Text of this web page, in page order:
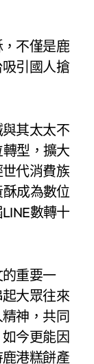
不僅是鹿
引國人搶
其太太不
型，擴大
代消費族
成為數位
數轉十
重要一
大眾往來
神，共同
今更能因
港糕餅產